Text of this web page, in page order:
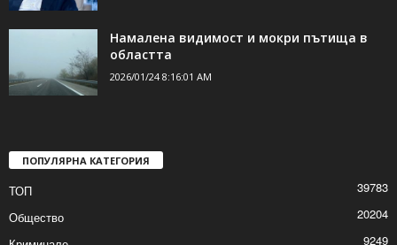
Намалена видимост и мокри пътища в
областта
2026/01/24 8:16:01 AM
ПОПУЛЯРНА КАТЕГОРИЯ
ТОП
39783
Общество
20204
9249